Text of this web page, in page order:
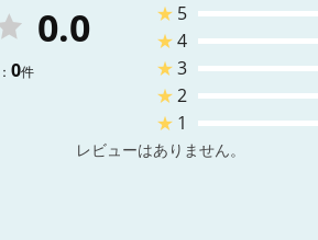
0.0
0件
★ 5
★4
★3
★2
★ 1
レビューはありません。